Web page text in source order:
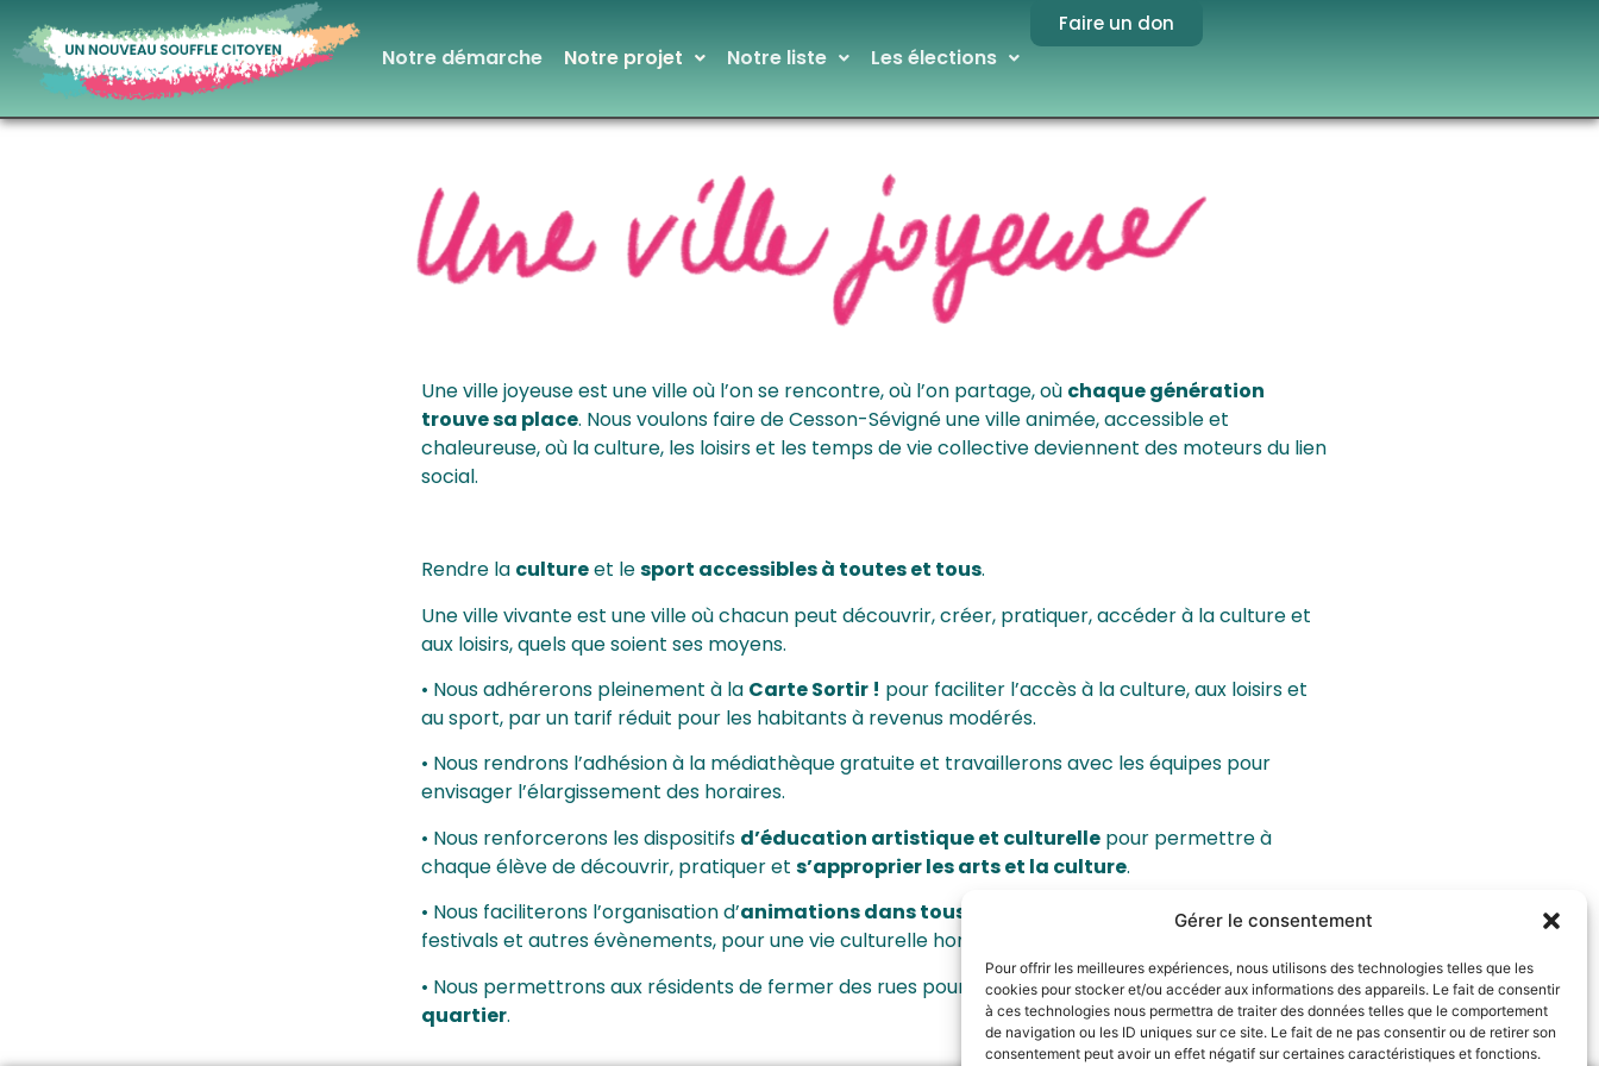
Gérer le consentement
Pour offrir les meilleures expériences, nous utilisons des technologies telles que les
cookies pour stocker et/ou accéder aux informations des appareils. Le fait de consentir
à ces technologies nous permettra de traiter des données telles que le comportement
de navigation ou les ID uniques sur ce site. Le fait de ne pas consentir ou de retirer son
consentement peut avoir un effet négatif sur certaines caractéristiques et fonctions.
Notre démarche Notre projet Notre liste Les élections
Faire un don
Une ville joyeuse est une ville où l’on se rencontre, où l’on partage, où chaque génération
trouve sa place. Nous voulons faire de Cesson-Sévigné une ville animée, accessible et
chaleureuse, où la culture, les loisirs et les temps de vie collective deviennent des moteurs du lien
social.
Rendre la cultureet lesport accessibles à toutes et tous.
Une ville vivante est une ville où chacun peut découvrir, créer, pratiquer, accéder à la culture et
aux loisirs, quels que soient ses moyens.
• Nous adhérerons pleinement à la Carte Sortir ! pour faciliter l’accès à la culture, aux loisirs et
au sport, par un tarif réduit pour les habitants à revenus modérés.
• Nous rendrons l’adhésion à la médiathèque gratuite et travaillerons avec les équipes pour
envisager l’élargissement des horaires.
• Nous renforcerons les dispositifs d’éducation artistique et culturelle pour permettre à
chaque élève de découvrir, pratiquer ets’approprier les arts et la culture.
• Nous faciliterons l’organisation d’animations dans tous les quartiers
, en partenariat avec des
festivals et autres évènements, pour une vie culturelle hors les murs,
• Nous permettrons aux résidents de fermer des rues pour encouragerrencontres et fêtes de
quartier.